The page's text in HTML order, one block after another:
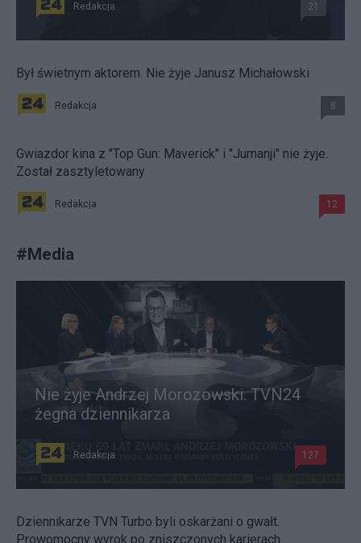
Redakcja 21
Był świetnym aktorem. Nie żyje Janusz Michałowski
Redakcja 8
Gwiazdor kina z "Top Gun: Maverick" i "Jumanji" nie żyje.
Został zasztyletowany
Redakcja 12
#Media
Nie żyje Andrzej Morozowski. TVN24
żegna dziennikarza
Redakcja 127
Dziennikarze TVN Turbo byli oskarżani o gwałt.
Prowomocny wyrok po zniszczonych karierach